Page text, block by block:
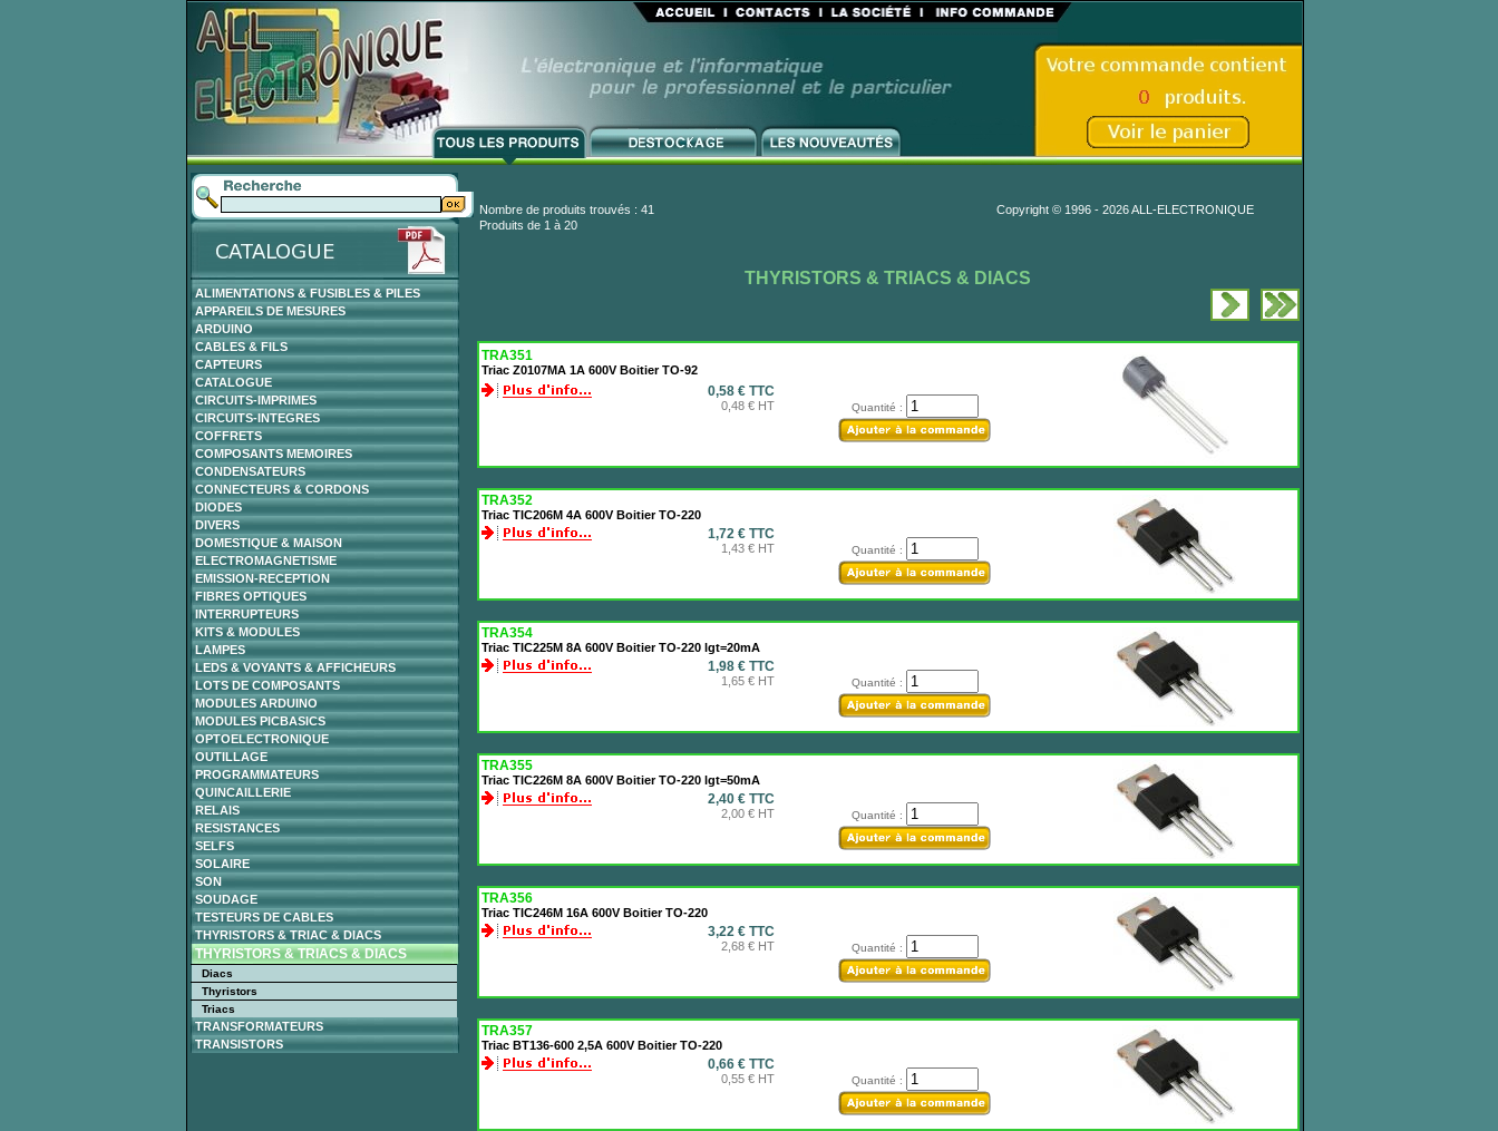
ALIMENTATIONS & FUSIBLES & PILES
APPAREILS DE MESURES
ARDUINO
CABLES & FILS
CAPTEURS
CATALOGUE
CIRCUITS-IMPRIMES
CIRCUITS-INTEGRES
COFFRETS
COMPOSANTS MEMOIRES
CONDENSATEURS
CONNECTEURS & CORDONS
DIODES
DIVERS
DOMESTIQUE & MAISON
ELECTROMAGNETISME
EMISSION-RECEPTION
FIBRES OPTIQUES
INTERRUPTEURS
KITS & MODULES
LAMPES
LEDS & VOYANTS & AFFICHEURS
LOTS DE COMPOSANTS
MODULES ARDUINO
MODULES PICBASICS
OPTOELECTRONIQUE
OUTILLAGE
PROGRAMMATEURS
QUINCAILLERIE
RELAIS
RESISTANCES
SELFS
SOLAIRE
SON
SOUDAGE
TESTEURS DE CABLES
THYRISTORS & TRIAC & DIACS
THYRISTORS & TRIACS & DIACS
Diacs
Thyristors
Triacs
TRANSFORMATEURS
TRANSISTORS
Nombre de produits trouvés : 41
Copyright © 1996 - 2026 ALL-ELECTRONIQUE
Produits de 1 à 20
THYRISTORS & TRIACS & DIACS
TRA351
Triac Z0107MA 1A 600V Boitier TO-92
0,58 € TTC
0,48 € HT Quantité :
TRA352
Triac TIC206M 4A 600V Boitier TO-220
1,72 € TTC
1,43 € HT Quantité :
TRA354
Triac TIC225M 8A 600V Boitier TO-220 lgt=20mA
1,98 € TTC
1,65 € HT Quantité :
TRA355
Triac TIC226M 8A 600V Boitier TO-220 lgt=50mA
2,40 € TTC
2,00 € HT Quantité :
TRA356
Triac TIC246M 16A 600V Boitier TO-220
3,22 € TTC
2,68 € HT Quantité :
TRA357
Triac BT136-600 2,5A 600V Boitier TO-220
0,66 € TTC
0,55 € HT Quantité :